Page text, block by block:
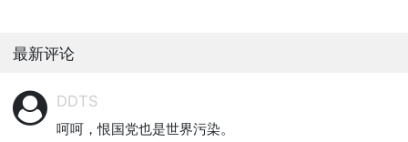
最新评论
DDTS
呵呵，恨国党也是世界污染。